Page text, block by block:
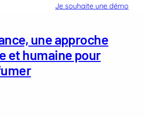
Je souhaite une démo
une approche
et humaine pour